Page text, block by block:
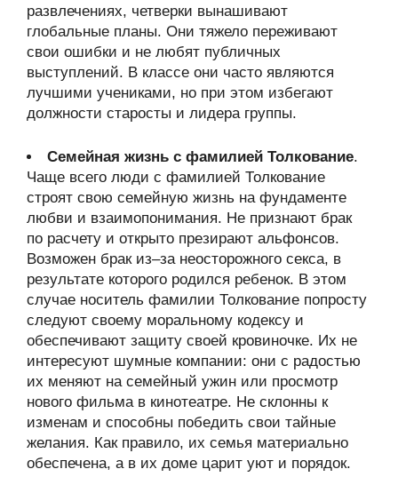
развлечениях, четверки вынашивают
глобальные планы. Они тяжело переживают
свои ошибки и не любят публичных
выступлений. В классе они часто являются
лучшими учениками, но при этом избегают
должности старосты и лидера группы.
Семейная жизнь с фамилией Толкование.
Чаще всего люди с фамилией Толкование
строят свою семейную жизнь на фундаменте
любви и взаимопонимания. Не признают брак
по расчету и открыто презирают альфонсов.
Возможен брак из–за неосторожного секса, в
результате которого родился ребенок. В этом
случае носитель фамилии Толкование попросту
следуют своему моральному кодексу и
обеспечивают защиту своей кровиночке. Их не
интересуют шумные компании: они с радостью
их меняют на семейный ужин или просмотр
нового фильма в кинотеатре. Не склонны к
изменам и способны победить свои тайные
желания. Как правило, их семья материально
обеспечена, а в их доме царит уют и порядок.